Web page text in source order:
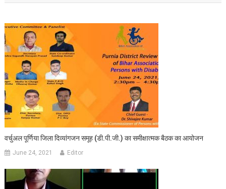
वर्चुअल पूर्णिया जिला दिव्‍यांगजन समूह (डी.पी.जी.) का समीक्षात्‍मक बैठक का आयोजन
June 24, 2021 Editor